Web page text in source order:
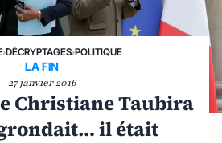
›DÉCRYPTAGES›POLITIQUE
LA FIN
27 janvier 2016
Christiane Taubira
il était